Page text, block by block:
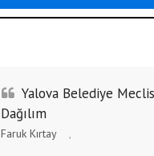
Yalova Belediye
Dağılım
Faruk Kırtay ,